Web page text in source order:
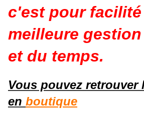
c'est pour
meilleure
et du temps.
Vous pouvez retrouver
en boutique